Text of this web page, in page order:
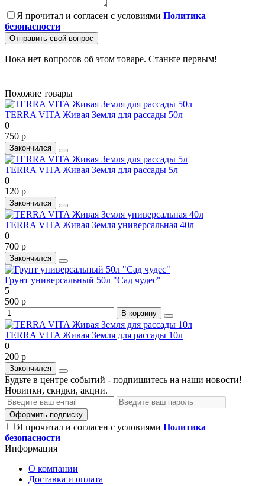
Я прочитал и согласен с условиями Политика
безопасности
Отправить свой вопрос
Пока нет вопросов об этом товаре. Станьте первым!
Похожие товары
TERRA VITA Живая Земля для рассады 50л
0
750 р
Закончился
TERRA VITA Живая Земля для рассады 5л
0
120 р
Закончился
TERRA VITA Живая Земля универсальная 40л
0
700 р
Закончился
Грунт универсальный 50л "Сад чудес"
5
500 р
В корзину
TERRA VITA Живая Земля для рассады 10л
0
200 р
Закончился
Будьте в центре событий - подпишитесь на наши новости!
Новинки, скидки, акции.
Оформить подписку
Я прочитал и согласен с условиями Политика
безопасности
Информация
О компании
Доставка и оплата